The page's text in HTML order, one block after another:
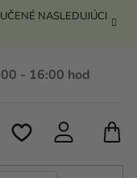
NASLEDUJÚCI